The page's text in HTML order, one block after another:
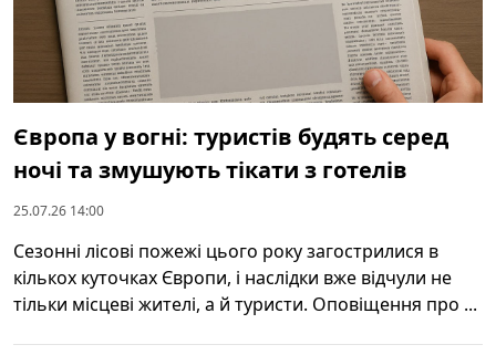
Європа у вогні: туристів будять серед
ночі та змушують тікати з готелів
25.07.26 14:00
Сезонні лісові пожежі цього року загострилися в
кількох куточках Європи, і наслідки вже відчули не
тільки місцеві жителі, а й туристи. Оповіщення про ...